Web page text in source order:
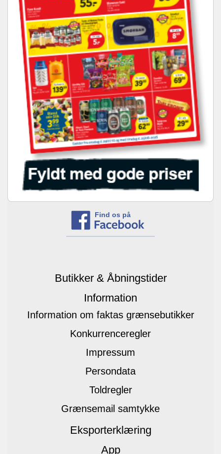
Find os på
Butikker & Åbningstider
Information
Information om faktas grænsebutikker
Konkurrenceregler
Impressum
Persondata
Toldregler
Grænsemail samtykke
Eksporterklæring
App